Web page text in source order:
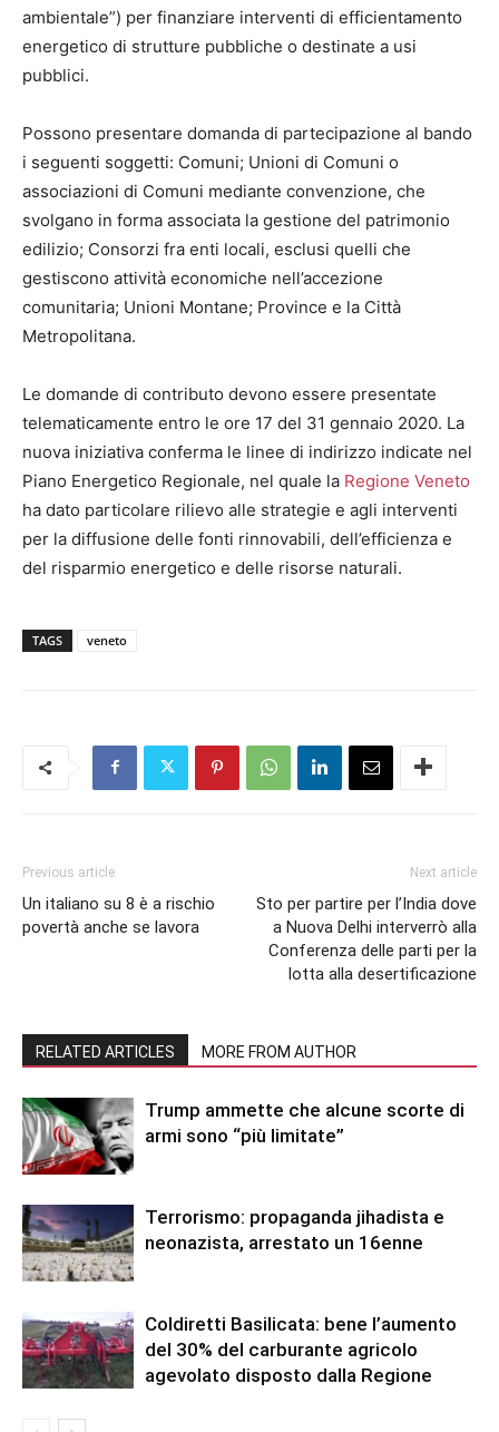
ambientale”) per finanziare interventi di efficientamento
energetico di strutture pubbliche o destinate a usi
pubblici.
Possono presentare domanda di partecipazione al bando
i seguenti soggetti: Comuni; Unioni di Comuni o
associazioni di Comuni mediante convenzione, che
svolgano in forma associata la gestione del patrimonio
edilizio; Consorzi fra enti locali, esclusi quelli che
gestiscono attività economiche nell’accezione
comunitaria; Unioni Montane; Province e la Città
Metropolitana.
Le domande di contributo devono essere presentate
telematicamente entro le ore 17 del 31 gennaio 2020. La
nuova iniziativa conferma le linee di indirizzo indicate nel
Piano Energetico Regionale, nel quale la Regione Veneto
ha dato particolare rilievo alle strategie e agli interventi
per la diffusione delle fonti rinnovabili, dell’efficienza e
del risparmio energetico e delle risorse naturali.
TAGS veneto
Previous article
Un italiano su 8 è a rischio
povertà anche se lavora
Next article
Sto per partire per l’India dove
a Nuova Delhi interverrò alla
Conferenza delle parti per la
lotta alla desertificazione
RELATED ARTICLES MORE FROM AUTHOR
Trump ammette che alcune scorte di
armi sono “più limitate”
Terrorismo: propaganda jihadista e
neonazista, arrestato un 16enne
Coldiretti Basilicata: bene l’aumento
del 30% del carburante agricolo
agevolato disposto dalla Regione